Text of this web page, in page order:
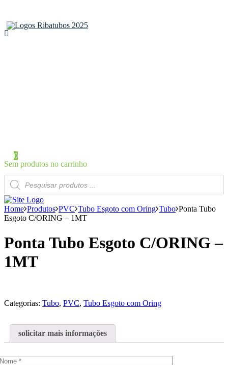
0
Sem produtos no carrinho
Products
search
Home Produtos PVC Tubo Esgoto com Oring Tubo Ponta Tubo
Esgoto C/ORING – 1MT
Ponta Tubo Esgoto C/ORING –
1MT
Categorias: Tubo, PVC, Tubo Esgoto com Oring
solicitar mais informações